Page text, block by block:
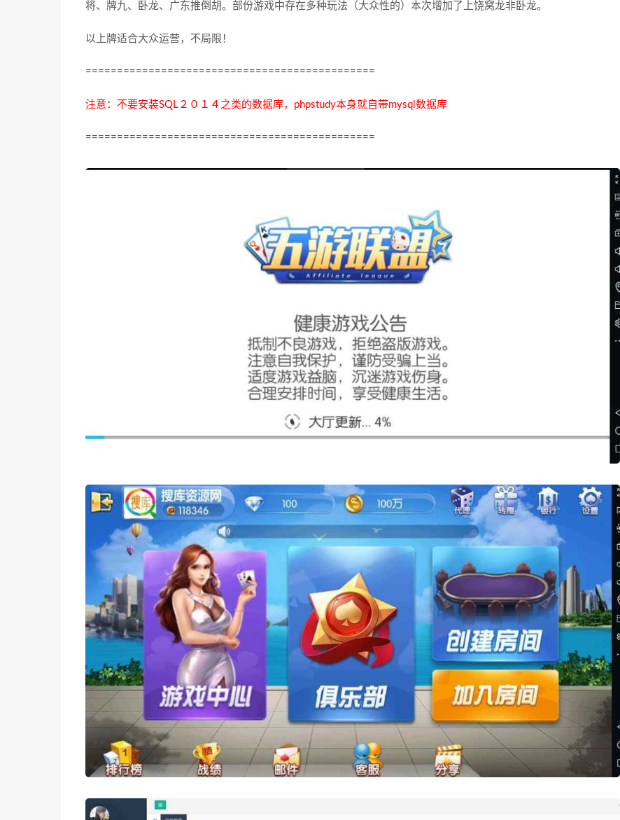
将、牌九、卧龙、广东推倒胡。部份游戏中存在多种玩法（大众性的）本次增加了上饶窝龙非卧龙。
以上牌适合大众运营，不局限！
==============================================
注意：不要安装SQL２０１４之类的数据库，phpstudy本身就自带mysql数据库
==============================================